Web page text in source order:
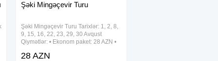
Şəki Mingəçevir Turu
Şəki Mingəçevir Turu Tarixlər: 1, 2, 8,
9, 15, 16, 22, 23, 29, 30 Avqust
Qiymətlər: • Ekonom paket: 28 AZN •
daxil) Qiymətə daxildir: • Komfortlu
28 AZN